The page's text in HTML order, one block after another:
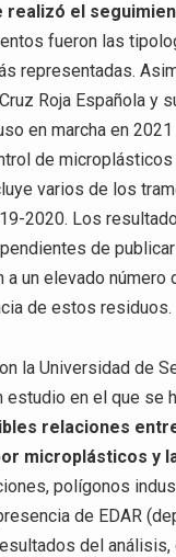
realizó el
fueron las
representadas.
Roja Española y
en marcha en 2021
de
varios de los
2020. Los
de
a un elevado número
de estos residuos.
la Universidad de
estudio en el que se
relaciones
microplásticos y
polígonos
de EDAR
del análisis,